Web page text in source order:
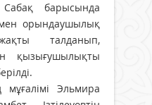
Сабақ барысында
орындаушылық
талданып,
қызығушылықты
Эльмира